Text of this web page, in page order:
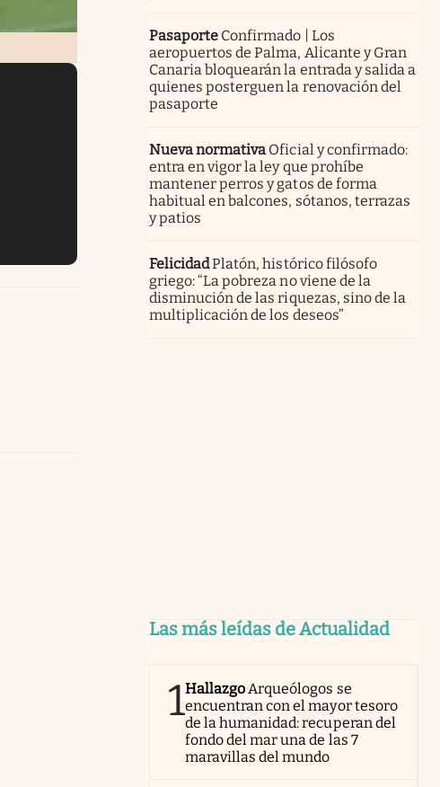
Pasaporte Confirmado | Los
aeropuertos de Palma, Alicante y Gran
Canaria bloquearán la entrada y salida a
quienes posterguen la renovación del
pasaporte
Nueva normativa Oficial y confirmado:
entra en vigor la ley que prohíbe
mantener perros y gatos de forma
habitual en balcones, sótanos, terrazas
y patios
FelicidadPlatón, histórico filósofo
griego: “La pobreza no viene de la
disminución de las riquezas, sino de la
multiplicación de los deseos”
Las más leídas de Actualidad
1HallazgoArqueólogos se
encuentran con el mayor tesoro
de la humanidad: recuperan del
fondo del mar una de las 7
maravillas del mundo